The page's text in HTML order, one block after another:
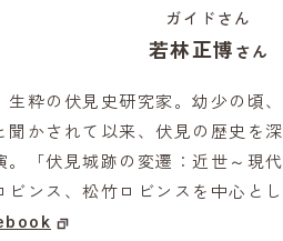
ガイドさん
若林正博 さん
生粋の伏見史研究家。幼少の頃
聞かされて以来、伏見の歴史を
。「伏見城跡の変遷：近世～現
ビンス、松竹ロビンスを中心と